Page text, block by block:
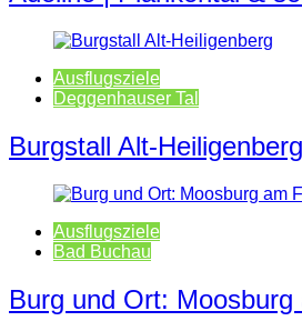
Ausflugsziele
Deggenhauser Tal
Burgstall Alt-Heiligenberg
Ausflugsziele
Bad Buchau
Burg und Ort: